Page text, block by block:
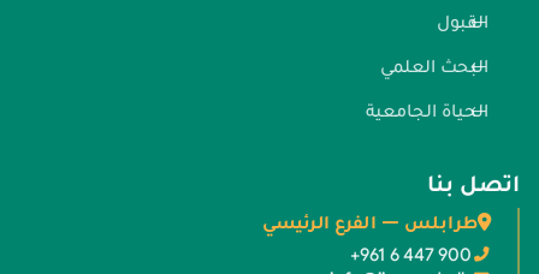
القبول
البحث العلمي
الحياة الجامعية
اتصل بنا
طرابلس — الفرع الرئيسي
+961 6 447 900